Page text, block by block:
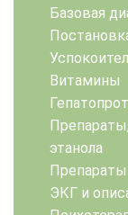
Базовая
Витамины
этанола
ЭКГ и